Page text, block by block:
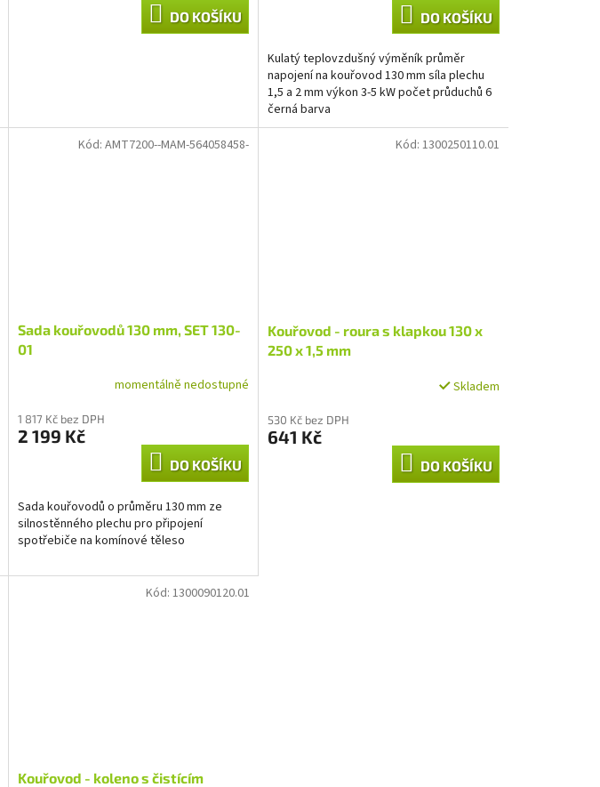
DO KOŠÍKU DO KOŠÍKU
Kulatý teplovzdušný výměník průměr
napojení na kouřovod 130 mm síla plechu
1,5 a 2 mm výkon 3-5 kW počet průduchů 6
černá barva
Sada kouřovodů 130 mm, SET 130-
01
momentálně nedostupné
1 817 Kč bez DPH
2 199 Kč
DO KOŠÍKU
Sada kouřovodů o průměru 130 mm ze
silnostěnného plechu pro připojení
spotřebiče na komínové těleso
Kód: AMT7200--MAM-564058458-
Kouřovod - roura s klapkou 130 x
250 x 1,5 mm
Skladem
530 Kč bez DPH
641 Kč
DO KOŠÍKU
Kód: 1300250110.01
Kouřovod - koleno s čistícím
Kód: 1300090120.01